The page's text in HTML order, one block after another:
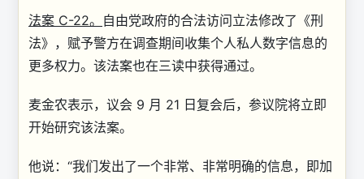
法案 C-22。 自由党政府的合法访问立法修改了《刑
法》，赋予警方在调查期间收集个人私人数字信息的
更多权力。该法案也在三读中获得通过。
麦金农表示，议会 9 月 21 日复会后，参议院将立即
开始研究该法案。
他说：“我们发出了一个非常、非常明确的信息，即加